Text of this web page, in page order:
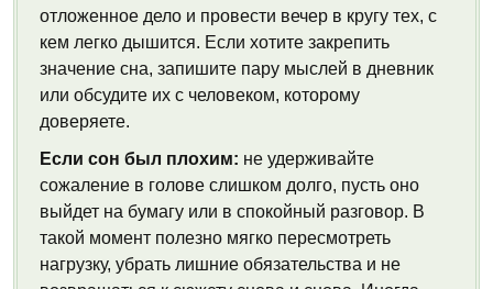
отложенное дело и провести вечер в кругу тех, с
кем легко дышится. Если хотите закрепить
значение сна, запишите пару мыслей в дневник
или обсудите их с человеком, которому
доверяете.
Если сон был плохим: не удерживайте
сожаление в голове слишком долго, пусть оно
выйдет на бумагу или в спокойный разговор. В
такой момент полезно мягко пересмотреть
нагрузку, убрать лишние обязательства и не